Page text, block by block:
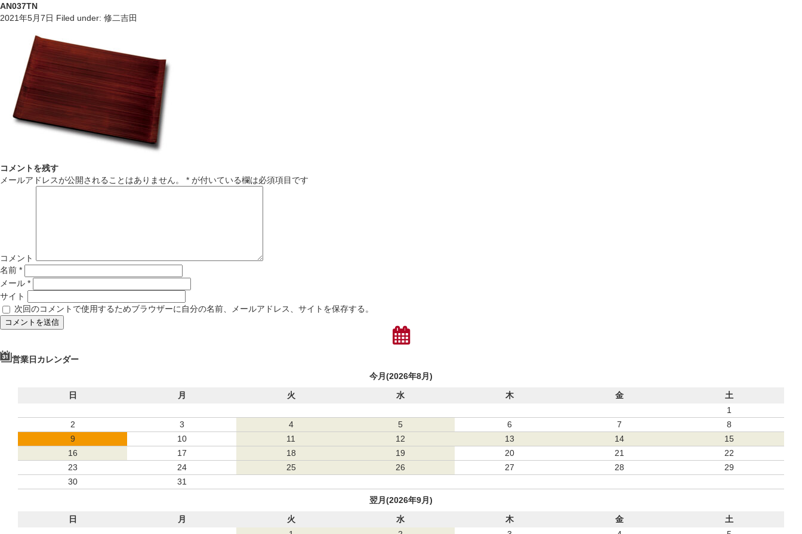
AN037TN
2021年5月7日 Filed under: 修二吉田
コメントを残す
メールアドレスが公開されることはありません。
* が付いている欄は必須項目です
コメント
名前 *
メール *
サイト
次回のコメントで使用するためブラウザーに自分の名前、メールアドレス、サイトを保存する。
営業日カレンダー
今月(2026年8月)
日
月 火 水 木 金
土
1
2
3 4 5 6 7
8
9
10 11 12 13 14
15
16
17 18 19 20 21
22
23
24 25 26 27 28
29
30
31
翌月(2026年9月)
日
月 火 水 木 金
土